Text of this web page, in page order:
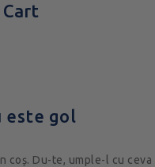
Cart
este gol
coș. Du-te, umple-l cu